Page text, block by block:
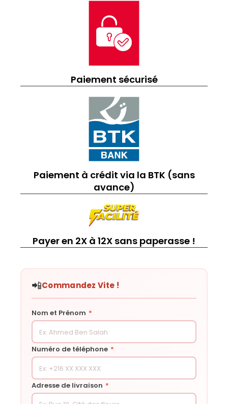
Paiement sécurisé
Paiement à crédit via la BTK (sans
avance)
Payer en 2X à 12X sans paperasse !
📲Commandez Vite !
Nom et Prénom *
Numéro de téléphone *
Adresse de livraison *